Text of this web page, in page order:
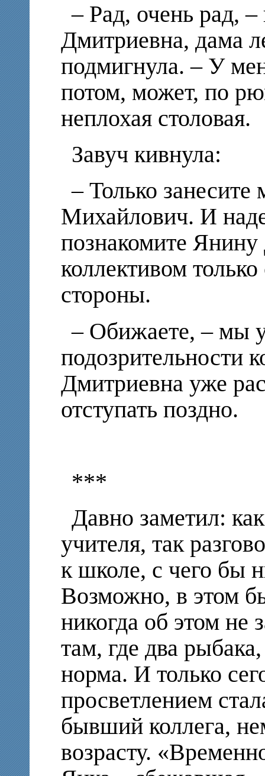
– Рад, очень рад,
Дмитриевна, дама
подмигнула. – У
потом, может, по
неплохая столовая.
Завуч кивнула:
– Только
Михайлович. И
познакомите
коллективом
стороны.
– Обижаете, – мы
подозрительности
Дмитриевна уже
отступать поздно.
***
Давно заметил:
учителя, так
к школе, с чего бы
Возможно, в этом
никогда об этом не
там, где два
норма. И только
просветлением
бывший коллега,
возрасту.